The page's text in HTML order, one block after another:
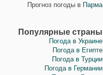
Прогноз погоды в Парма
Популярные страны
Погода в Украине
Погода в Египте
Погода в Турции
Погода в Германии